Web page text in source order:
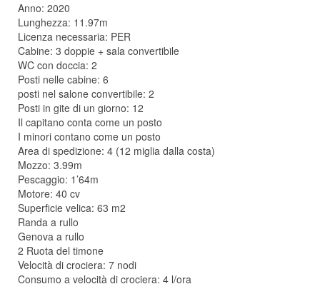
Anno: 2020
Lunghezza: 11.97m
Licenza necessaria: PER
Cabine: 3 doppie + sala convertibile
WC con doccia: 2
Posti nelle cabine: 6
posti nel salone convertibile: 2
Posti in gite di un giorno: 12
Il capitano conta come un posto
I minori contano come un posto
Area di spedizione: 4 (12 miglia dalla costa)
Mozzo: 3.99m
Pescaggio: 1’64m
Motore: 40 cv
Superficie velica: 63 m2
Randa a rullo
Genova a rullo
2 Ruota del timone
Velocità di crociera: 7 nodi
Consumo a velocità di crociera: 4 l/ora